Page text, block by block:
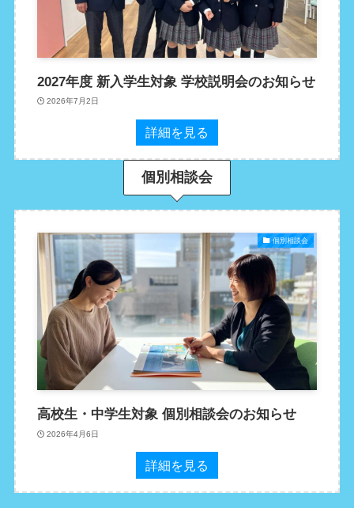
2027年度 新入学生対象 学校説明会のお知らせ
2026年7月2日
詳細を見る
個別相談会
個別相談会
高校生・中学生対象 個別相談会のお知らせ
2026年4月6日
詳細を見る